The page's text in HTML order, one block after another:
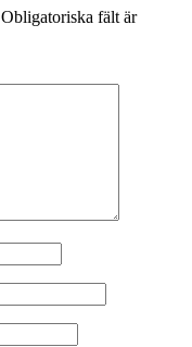
Obligatoriska fält är